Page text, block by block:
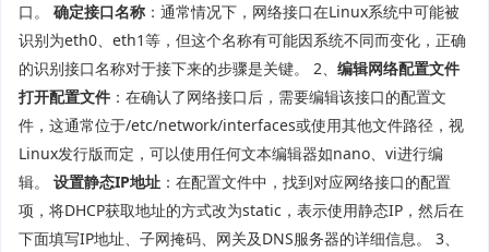
口。 确定接口名称 ：通常情况下，网络接口在Linux系统中可能被
识别为eth0、eth1等，但这个名称有可能因系统不同而变化，正确
的识别接口名称对于接下来的步骤是关键。 2、 编辑网络配置文件
打开配置文件 ：在确认了网络接口后，需要编辑该接口的配置文
件，这通常位于/etc/network/interfaces或使用其他文件路径，视
Linux发行版而定，可以使用任何文本编辑器如nano、vi进行编
辑。 设置静态IP地址 ：在配置文件中，找到对应网络接口的配置
项，将DHCP获取地址的方式改为static，表示使用静态IP，然后在
下面填写IP地址、子网掩码、网关及DNS服务器的详细信息。 3、